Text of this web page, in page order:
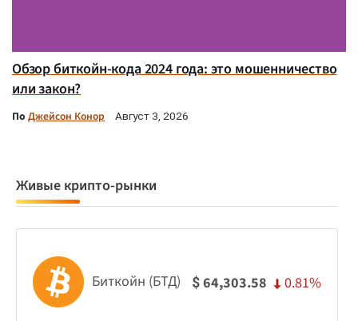
Обзор биткойн-кода 2024 года: это мошенничество
или закон?
По Джейсон Конор Август 3, 2026
Живые крипто-рынки
Биткойн (БТД) $64,303.58 0.81%